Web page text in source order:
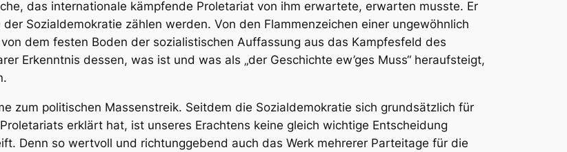
das internationale kämpfende Proletariat von ihm erwartete, erwarten musste. Er
Sozialdemokratie zählen werden. Von den Flammenzeichen einer ungewöhnlich
dem festen Boden der sozialistischen Auffassung aus das Kampfesfeld des
Erkenntnis dessen, was ist und was als „der Geschichte ew’ges Muss“ heraufsteigt,
zum politischen Massenstreik. Seitdem die Sozialdemokratie sich grundsätzlich für
erklärt hat, ist unseres Erachtens keine gleich wichtige Entscheidung
Denn so wertvoll und richtunggebend auch das Werk mehrerer Parteitage für die